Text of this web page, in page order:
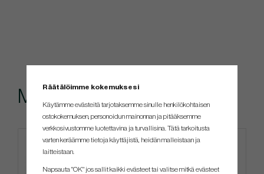
Muut ostivat myös
Räätälöimme kokemuksesi
Käytämme evästeitä tarjotaksemme sinulle henkilökohtaisen
ostokokemuksen, personoidun mainonnan ja pitääksemme
verkkosivustomme luotettavina ja turvallisina. Tätä tarkoitusta
varten keräämme tietoja käyttäjistä, heidän malleistaan ​​ja
laitteistaan.
Napsauta "OK" jos sallit kaikki evästeet tai valitse mitkä evästeet